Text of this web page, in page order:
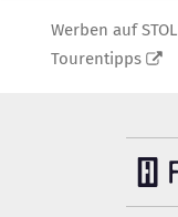
Werben auf STOL
Tourentipps